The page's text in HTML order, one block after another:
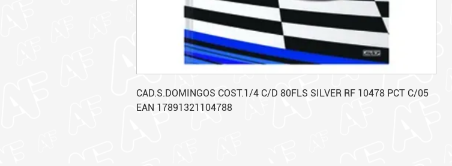
CAD.S.DOMINGOS COST.1/4 C/D 80FLS SILVER RF 10478 PCT C/05
EAN 17891321104788